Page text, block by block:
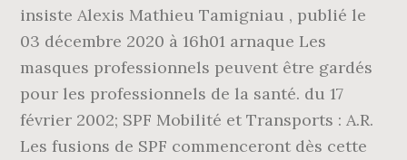
insiste Alexis Mathieu Tamigniau , publié le
03 décembre 2020 à 16h01 arnaque Les
masques professionnels peuvent être gardés
pour les professionnels de la santé. du 17
février 2002; SPF Mobilité et Transports : A.R.
Les fusions de SPF commenceront dès cette